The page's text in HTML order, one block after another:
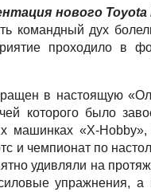
нового Toyota
командный дух
проходило в
в настоящую
которого было
машинках «X-Hobby»,
и чемпионат по
удивляли на
упражнения, а